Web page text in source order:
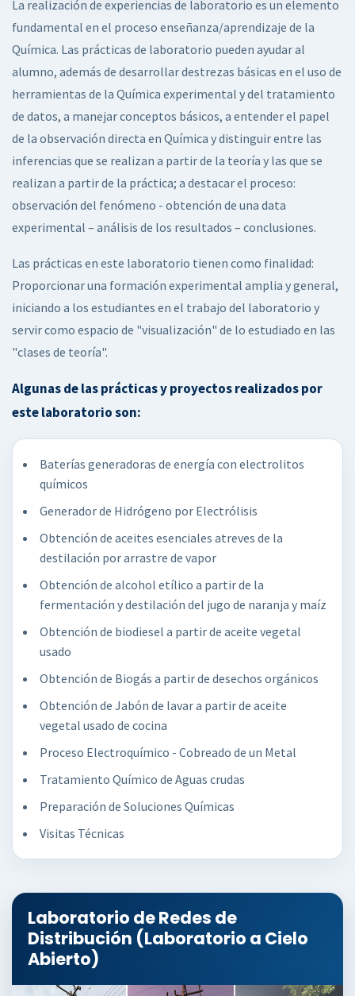
La realización de experiencias de laboratorio es un elemento
fundamental en el proceso enseñanza/aprendizaje de la
Química. Las prácticas de laboratorio pueden ayudar al
alumno, además de desarrollar destrezas básicas en el uso de
herramientas de la Química experimental y del tratamiento
de datos, a manejar conceptos básicos, a entender el papel
de la observación directa en Química y distinguir entre las
inferencias que se realizan a partir de la teoría y las que se
realizan a partir de la práctica; a destacar el proceso:
observación del fenómeno - obtención de una data
experimental – análisis de los resultados – conclusiones.
Las prácticas en este laboratorio tienen como finalidad:
Proporcionar una formación experimental amplia y general,
iniciando a los estudiantes en el trabajo del laboratorio y
servir como espacio de "visualización" de lo estudiado en las
"clases de teoría".
Algunas de las prácticas y proyectos realizados por
este laboratorio son:
Baterías generadoras de energía con electrolitos
químicos
Generador de Hidrógeno por Electrólisis
Obtención de aceites esenciales atreves de la
destilación por arrastre de vapor
Obtención de alcohol etílico a partir de la
fermentación y destilación del jugo de naranja y maíz
Obtención de biodiesel a partir de aceite vegetal
usado
Obtención de Biogás a partir de desechos orgánicos
Obtención de Jabón de lavar a partir de aceite
vegetal usado de cocina
Proceso Electroquímico - Cobreado de un Metal
Tratamiento Químico de Aguas crudas
Preparación de Soluciones Químicas
Visitas Técnicas
Laboratorio de Redes de
Distribución (Laboratorio a Cielo
Abierto)